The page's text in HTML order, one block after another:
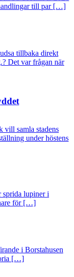
till par […]
tillbaka direkt
Det var frågan när
samla stadens
under höstens
lupiner i
för […]
i Borstahusen
[…]